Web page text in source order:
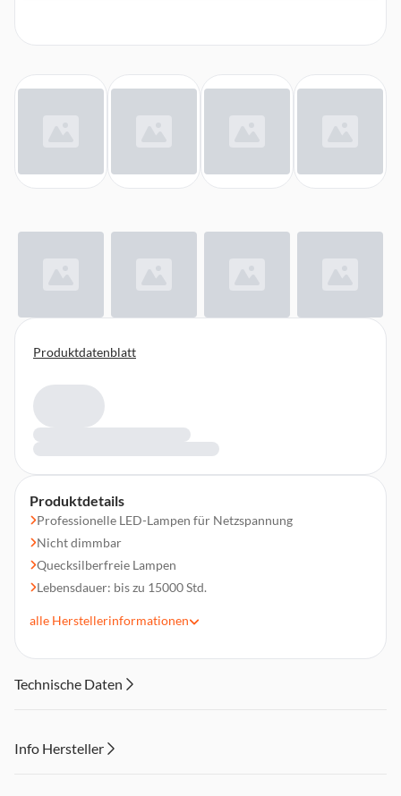
Produktdetails
Professionelle LED-Lampen für Netzspannung
Nicht dimmbar
Quecksilberfreie Lampen
Lebensdauer: bis zu 15000 Std.
alle Herstellerinformationen
Produktdatenblatt
Technische Daten
Info Hersteller